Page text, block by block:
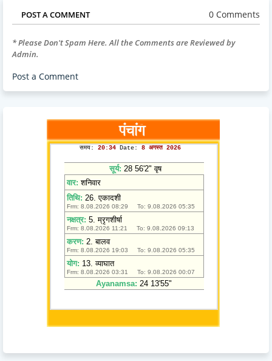
POST A COMMENT 0 Comments
* Please Don't Spam Here. All the Comments are Reviewed by
Admin.
Post a Comment